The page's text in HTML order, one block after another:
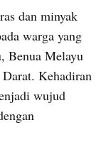
dan minyak
warga yang
Benua Melayu
Kehadiran
wujud